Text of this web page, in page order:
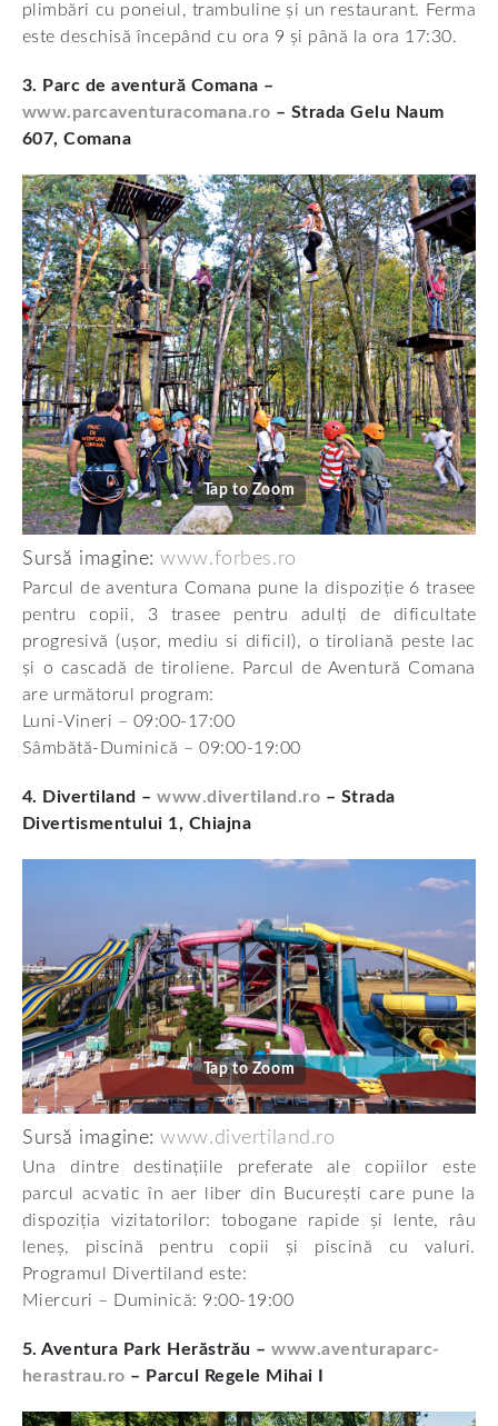
plimbări cu poneiul, trambuline și un restaurant. Ferma
este deschisă începând cu ora 9 și până la ora 17:30.
3. Parc de aventură Comana –
www.parcaventuracomana.ro – Strada Gelu Naum
607, Comana
Tap to Zoom
Sursă imagine:www.forbes.ro
Parcul de aventura Comana pune la dispoziție 6 trasee
pentru copii, 3 trasee pentru adulți de dificultate
progresivă (ușor, mediu si dificil), o tiroliană peste lac
și o cascadă de tiroliene. Parcul de Aventură Comana
are următorul program:
Luni-Vineri – 09:00-17:00
Sâmbătă-Duminică – 09:00-19:00
4. Divertiland –www.divertiland.ro – Strada
Divertismentului 1, Chiajna
Tap to Zoom
Sursă imagine:www.divertiland.ro
Una dintre destinațiile preferate ale copiilor este
parcul acvatic în aer liber din București care pune la
dispoziția vizitatorilor: tobogane rapide și lente, râu
leneș, piscină pentru copii și piscină cu valuri.
Programul Divertiland este:
Miercuri – Duminică: 9:00-19:00
5. Aventura Park Herăstrău –www.aventuraparc-
herastrau.ro – Parcul Regele Mihai I